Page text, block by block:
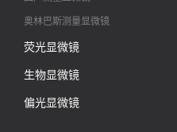
奥林巴斯测量显微镜
荧光显微镜
生物显微镜
偏光显微镜